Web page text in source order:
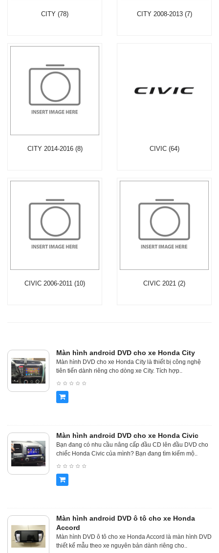
CITY (78) CITY 2008-2013 (7)
CITY 2014-2016 (8) CIVIC (64)
CIVIC 2006-2011 (10) CIVIC 2021 (2)
Màn hình android DVD cho xe Honda City
Màn hình DVD cho xe Honda City là thiết bị công nghệ
tiên tiến dành riêng cho dòng xe City. Tích hợp..
Màn hình android DVD cho xe Honda Civic
Bạn đang có nhu cầu nâng cấp đầu CD lên đầu DVD cho
chiếc Honda Civic của mình? Bạn đang tìm kiếm mộ..
Màn hình android DVD ô tô cho xe Honda
Accord
Màn hình DVD ô tô cho xe Honda Accord là màn hình DVD
thiết kế mẫu theo xe nguyên bản dành riêng cho..